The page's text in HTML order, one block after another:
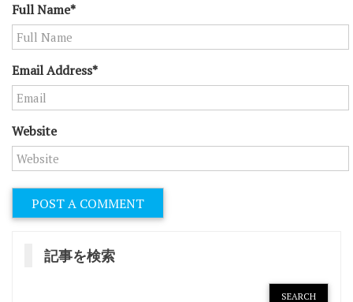
Full Name*
Email Address*
Website
記事を検索